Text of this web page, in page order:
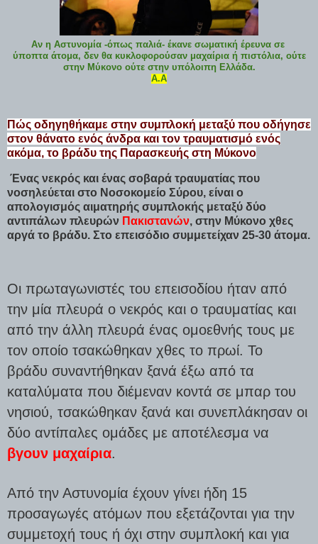
Αν η Αστυνομία -όπως παλιά- έκανε σωματική έρευνα σε
ύποπτα άτομα, δεν θα κυκλοφορούσαν μαχαίρια ή πιστόλια, ούτε
στην Μύκονο ούτε στην υπόλοιπη Ελλάδα.
Α.Α
Πώς οδηγηθήκαμε στην συμπλοκή μεταξύ που οδήγησε
στον θάνατο ενός άνδρα και τον τραυματισμό ενός
ακόμα, το βράδυ της Παρασκευής στη Μύκονο
Ένας νεκρός και ένας σοβαρά τραυματίας που
νοσηλεύεται στο Νοσοκομείο Σύρου, είναι ο
απολογισμός αιματηρής συμπλοκής μεταξύ δύο
αντιπάλων πλευρών Πακιστανών, στην Μύκονο χθες
αργά το βράδυ. Στο επεισόδιο συμμετείχαν 25-30 άτομα.
Οι πρωταγωνιστές του επεισοδίου ήταν από
την μία πλευρά ο νεκρός και ο τραυματίας και
από την άλλη πλευρά ένας ομοεθνής τους με
τον οποίο τσακώθηκαν χθες το πρωί. Το
βράδυ συναντήθηκαν ξανά έξω από τα
καταλύματα που διέμεναν κοντά σε μπαρ του
νησιού, τσακώθηκαν ξανά και συνεπλάκησαν οι
δύο αντίπαλες ομάδες με αποτέλεσμα να
βγουν μαχαίρια.
Από την Αστυνομία έχουν γίνει ήδη 15
προσαγωγές ατόμων που εξετάζονται για την
συμμετοχή τους ή όχι στην συμπλοκή και για